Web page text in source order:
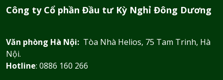
Công ty Cổ phần Đầu tư Kỳ Nghỉ Đông Dương
Văn phòng Hà Nội: Tòa Nhà Helios, 75 Tam Trinh, Hà
Nội.
Hotline: 0886 160 266